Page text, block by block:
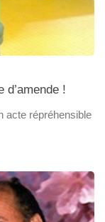
!
acte répréhensible